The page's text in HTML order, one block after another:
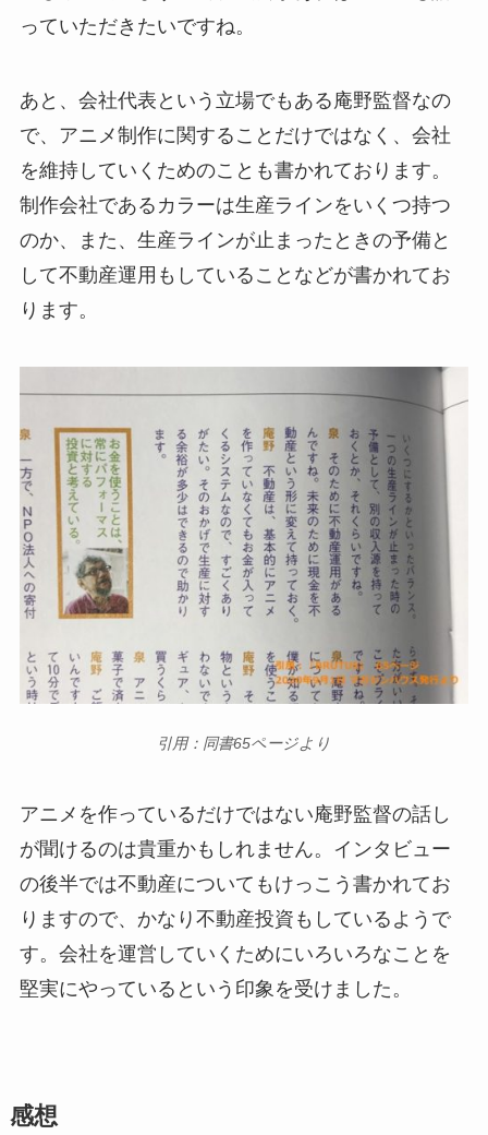
っていただきたいですね。
あと、会社代表という立場でもある庵野監督なの
で、アニメ制作に関することだけではなく、会社
を維持していくためのことも書かれております。
制作会社であるカラーは生産ラインをいくつ持つ
のか、また、生産ラインが止まったときの予備と
して不動産運用もしていることなどが書かれてお
ります。
引用：同書65ページより
アニメを作っているだけではない庵野監督の話し
が聞けるのは貴重かもしれません。インタビュー
の後半では不動産についてもけっこう書かれてお
りますので、かなり不動産投資もしているようで
す。会社を運営していくためにいろいろなことを
堅実にやっているという印象を受けました。
感想